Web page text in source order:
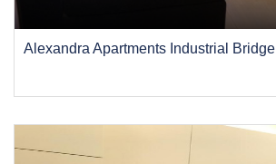
Alexandra Apartments Industrial Bridge